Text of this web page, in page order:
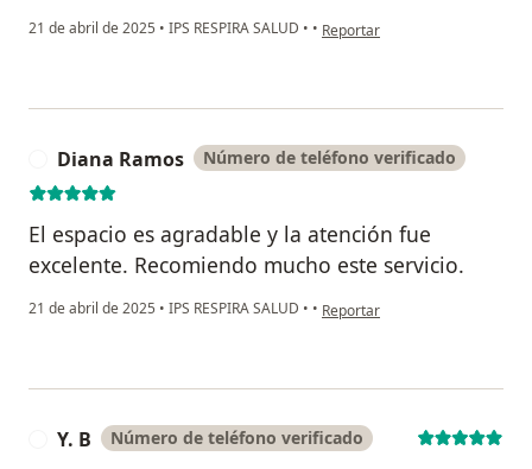
21 de abril de 2025 • IPS RESPIRA SALUD • • en opinión del usuario Javier
Reportar
Diana Ramos Número de teléfono verificado
El espacio es agradable y la atención fue
excelente. Recomiendo mucho este servicio.
21 de abril de 2025 • IPS RESPIRA SALUD • • en opinión del usuario Diana
Reportar
Y. B Número de teléfono verificado